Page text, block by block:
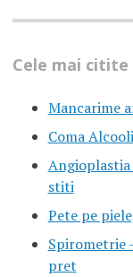
Cele mai
Mancarime
Coma
stiti
Pete pe
Spirometrie
pret